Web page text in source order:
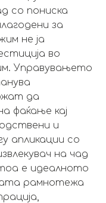
со пониска
за
не ја
во
Управувањето
да
фаќање кај
и
апликации со
на чад
е идеалното
рамнотежа